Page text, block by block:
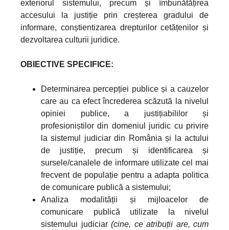
exteriorul sistemului, precum și îmbunătățirea
accesului la justiție prin creșterea gradului de
informare, conștientizarea drepturilor cetățenilor și
dezvoltarea culturii juridice.
OBIECTIVE SPECIFICE:
Determinarea percepției publice și a cauzelor
care au ca efect încrederea scăzută la nivelul
opiniei publice, a justițiabililor și
profesioniștilor din domeniul juridic cu privire
la sistemul judiciar din România și la actului
de justiție, precum și identificarea și
sursele/canalele de informare utilizate cel mai
frecvent de populație pentru a adapta politica
de comunicare publică a sistemului;
Analiza modalității și mijloacelor de
comunicare publică utilizate la nivelul
sistemului judiciar (cine, ce atribuții are, cum